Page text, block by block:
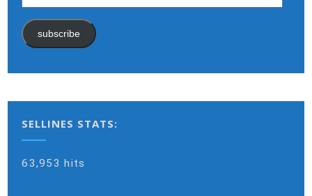
address
subscribe
SELLINES STATS:
63,953 hits